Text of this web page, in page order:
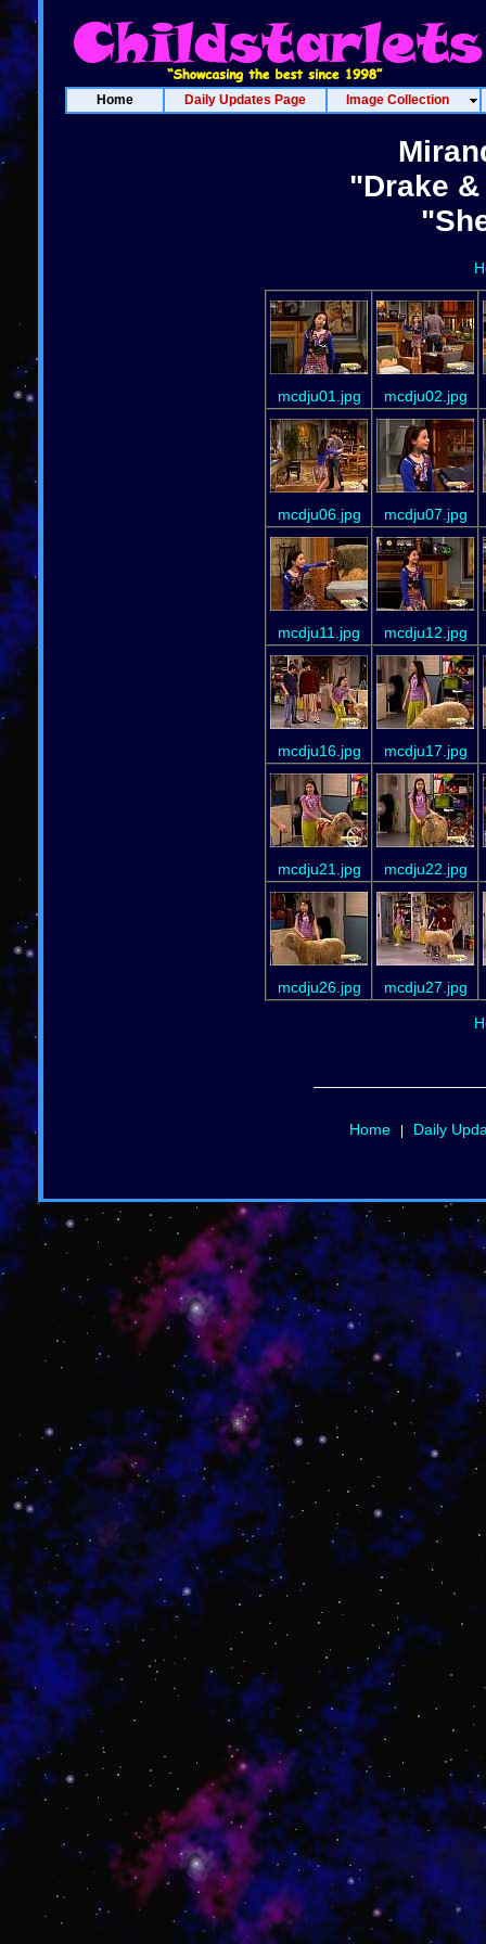
Home Daily Updates Page Image Collection
"Drake
mcdju01.jpg mcdju02.jpg
mcdju06.jpg mcdju07.jpg
mcdju11.jpg mcdju12.jpg
mcdju16.jpg mcdju17.jpg
mcdju21.jpg mcdju22.jpg
mcdju26.jpg mcdju27.jpg
Home| Daily